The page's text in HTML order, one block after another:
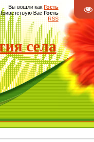
Вы вошли как Гость
Вас Гость
RSS
села